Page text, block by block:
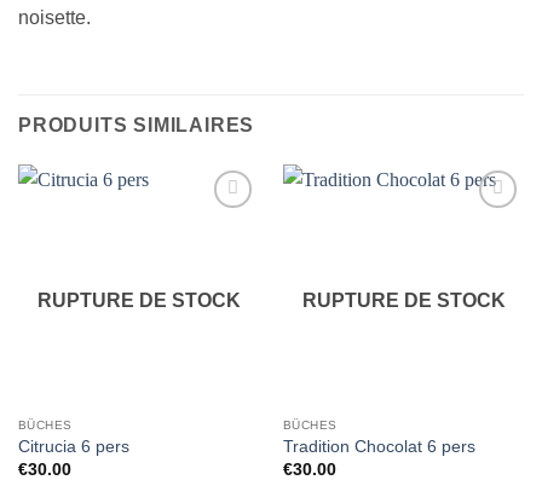
noisette.
PRODUITS SIMILAIRES
RUPTURE DE STOCK
BÛCHES
Citrucia 6 pers
€30.00
RUPTURE DE STOCK
BÛCHES
Tradition Chocolat 6 pers
€30.00